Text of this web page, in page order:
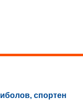
спортен